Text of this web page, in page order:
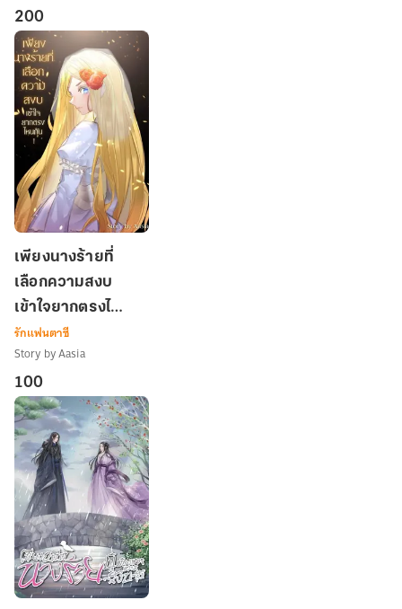
นาง
ร้าย
200
นาง
ร้าย
ที่
เลือก
ความ
สงบ
เข้าใจ
ยาก
ตรง
ไหน
กัน
!
เพียงนางร้ายที่
เลือกความสงบ
เข้าใจยากตรงไหน
กัน !
รักแฟนตาซี
Story by Aasia
100